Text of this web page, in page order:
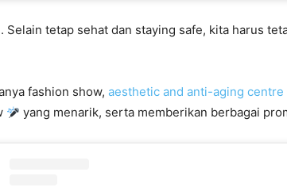
Selain tetap sehat dan staying safe, kita harus
fashion show, aesthetic and anti-aging centre
yang menarik, serta memberikan berbagai